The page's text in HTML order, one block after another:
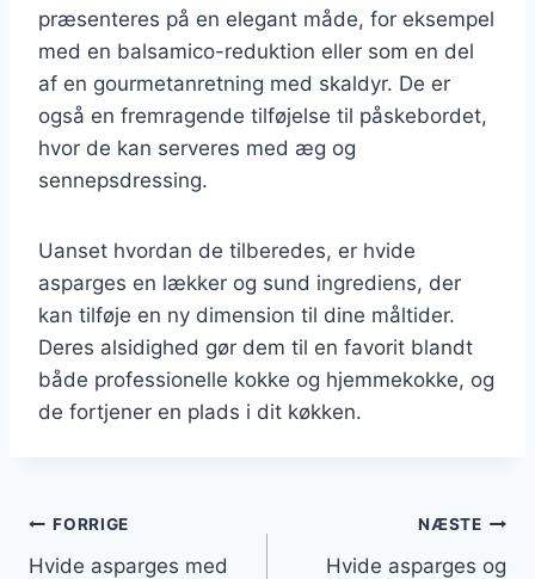
præsenteres på en elegant måde, for eksempel
med en balsamico-reduktion eller som en del
af en gourmetanretning med skaldyr. De er
også en fremragende tilføjelse til påskebordet,
hvor de kan serveres med æg og
sennepsdressing.
Uanset hvordan de tilberedes, er hvide
asparges en lækker og sund ingrediens, der
kan tilføje en ny dimension til dine måltider.
Deres alsidighed gør dem til en favorit blandt
både professionelle kokke og hjemmekokke, og
de fortjener en plads i dit køkken.
Indlægsnavigation
FORRIGE
Hvide asparges med
NÆSTE
Hvide asparges og